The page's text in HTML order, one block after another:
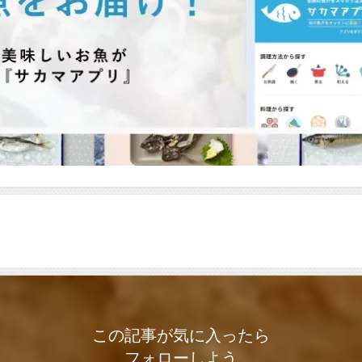
この記事が気に入ったら
フォローしよう